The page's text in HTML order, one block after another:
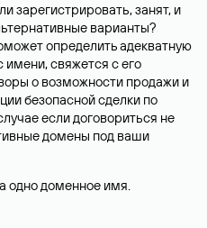
зарегистрировать, занят, и
варианты?
определить адекватную
свяжется с его
о возможности продажи и
безопасной сделки по
если договориться не
домены под ваши
одно доменное имя.